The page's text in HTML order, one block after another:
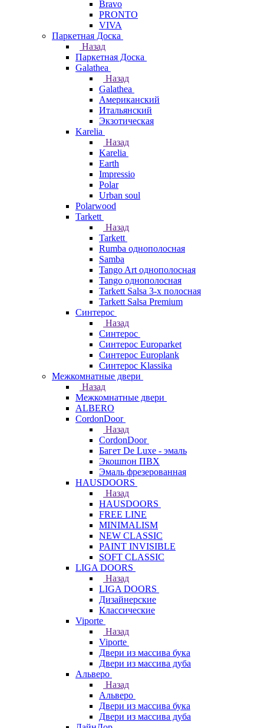
Bravo
PRONTO
VIVA
Паркетная Доска
Назад
Паркетная Доска
Galathea
Назад
Galathea
Американский
Итальянский
Экзотическая
Karelia
Назад
Karelia
Earth
Impressio
Polar
Urban soul
Polarwood
Tarkett
Назад
Tarkett
Rumba однополосная
Samba
Tango Art однополосная
Tango однополосная
Tarkett Salsa 3-х полосная
Tarkett Salsa Premium
Синтерос
Назад
Синтерос
Синтерос Europarket
Синтерос Europlank
Синтерос Klassika
Межкомнатные двери
Назад
Межкомнатные двери
ALBERO
CordonDoor
Назад
CordonDoor
Багет De Luxe - эмаль
Экошпон ПВХ
Эмаль фрезерованная
HAUSDOORS
Назад
HAUSDOORS
FREE LINE
MINIMALISM
NEW CLASSIC
PAINT INVISIBLE
SOFT CLASSIC
LIGA DOORS
Назад
LIGA DOORS
Дизайнерские
Классические
Viporte
Назад
Viporte
Двери из массива бука
Двери из массива дуба
Альверо
Назад
Альверо
Двери из массива бука
Двери из массива дуба